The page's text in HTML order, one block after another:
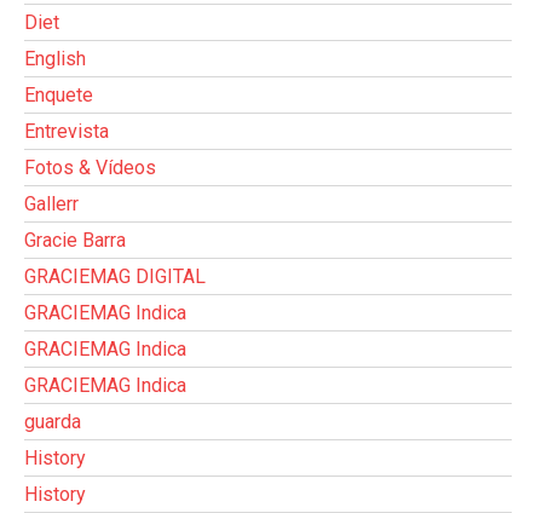
Diet
English
Enquete
Entrevista
Fotos & Vídeos
Gallerr
Gracie Barra
GRACIEMAG DIGITAL
GRACIEMAG Indica
GRACIEMAG Indica
GRACIEMAG Indica
guarda
History
History